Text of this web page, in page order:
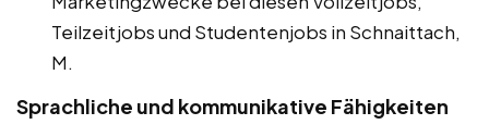
Teilzeitjobs und Studentenjobs in Schnaittach,
M.
Sprachliche und kommunikative Fähigkeiten